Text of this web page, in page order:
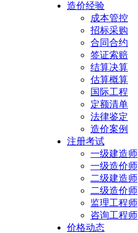
造价经验
成本管控
招标采购
合同合约
签证索赔
结算决算
估算概算
国际工程
定额清单
法律鉴定
造价案例
注册考试
一级建造师
一级造价师
二级建造师
二级造价师
监理工程师
咨询工程师
价格动态